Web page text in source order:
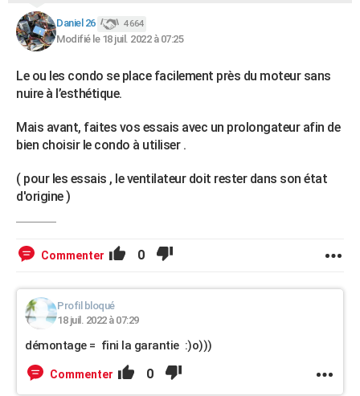
Daniel 26 4 664
Modifié le 18 juil. 2022 à 07:25
Le ou les condo se place facilement près du moteur sans
nuire à l’esthétique.
Mais avant, faites vos essais avec un prolongateur afin de
bien choisir le condo à utiliser .
( pour les essais , le ventilateur doit rester dans son état
d'origine )
Commenter 0
Profil bloqué
18 juil. 2022 à 07:29
démontage = fini la garantie :)o)))
Commenter 0